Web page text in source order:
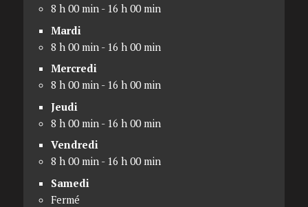
8 h 00 min - 16 h 00 min
Mardi
8 h 00 min - 16 h 00 min
Mercredi
8 h 00 min - 16 h 00 min
Jeudi
8 h 00 min - 16 h 00 min
Vendredi
8 h 00 min - 16 h 00 min
Samedi
Fermé